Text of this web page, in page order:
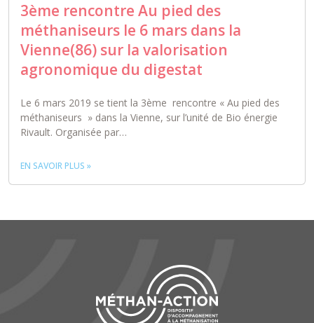
3ème rencontre Au pied des
méthaniseurs le 6 mars dans la
Vienne(86) sur la valorisation
agronomique du digestat
Le 6 mars 2019 se tient la 3ème rencontre « Au pied des
méthaniseurs » dans la Vienne, sur l’unité de Bio énergie
Rivault. Organisée par…
EN SAVOIR PLUS »